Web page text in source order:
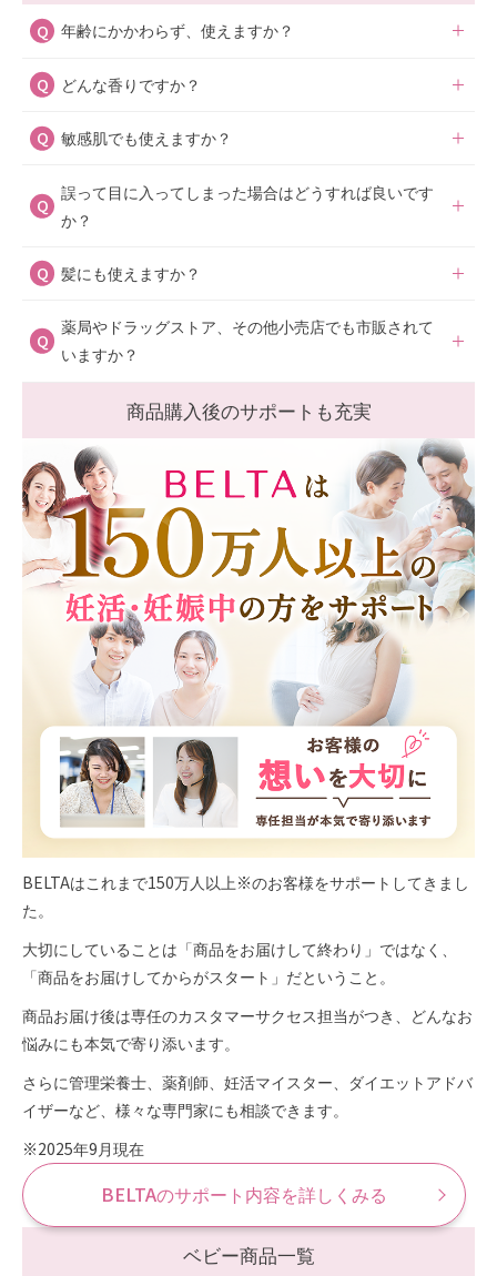
年齢にかかわらず、使えますか？
肌にやさしい処方となっているため、年齢にかかわらずご
すすめです。
どんな香りですか？
ラベンダーの香りです。合成香料は使用せず、100%天然
敏感肌でも使えますか？
新生児からご使用いただける、肌にやさしい処方です。そ
のため、敏感肌の大人の方にも安心してお使いいただけま
誤って目に入ってしまった場合はどうすれば良いです
か？
目に入った場合は、すぐに水で洗い流してください。
異常が現れた場合は、すぐに医師にご相談ください。
髪にも使えますか？
問題ございません。
薬局やドラッグストア、その他小売店でも市販されて
いますか？
全国の百貨店・ドラッグストアなど様々な店舗でBELTA商
品の取り扱いを開始しました。お買い求めやすいように店
頭販売専用サイズの各種サプリも準備しております。こだ
わり抜いたBELTA商品を実際に手に取り、お選びくださ
い。詳しくは
取り扱い店舗一覧をご覧ください。
商品購入後のサポートも充実
BELTAはこれまで150万人以上※のお客様をサポートしてきまし
た。
大切にしていることは「商品をお届けして終わり」ではなく、
「商品をお届けしてからがスタート」だということ。
商品お届け後は専任のカスタマーサクセス担当がつき、どんなお
悩みにも本気で寄り添います。
さらに管理栄養士、薬剤師、妊活マイスター、ダイエットアドバ
イザーなど、様々な専門家にも相談できます。
※2025年9月現在
BELTAのサポート内容を詳しくみる
ベビー商品一覧